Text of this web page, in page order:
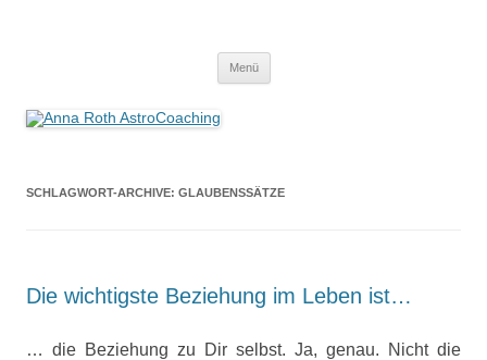
Menü
SCHLAGWORT-ARCHIVE: GLAUBENSSÄTZE
Die wichtigste Beziehung im Leben ist…
… die Beziehung zu Dir selbst. Ja, genau. Nicht die